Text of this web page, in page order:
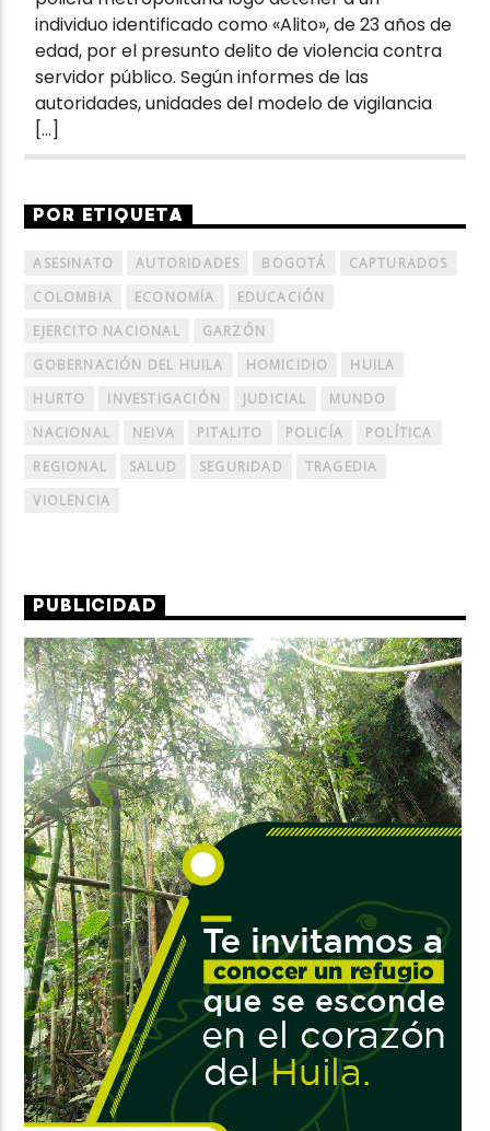
individuo identificado como «Alito», de 23 años de
edad, por el presunto delito de violencia contra
servidor público. Según informes de las
autoridades, unidades del modelo de vigilancia
[…]
POR ETIQUETA
ASESINATO AUTORIDADES BOGOTÁ
CAPTURADOS
COLOMBIA
ECONOMÍA
EDUCACIÓN
EJERCITO NACIONAL
GARZÓN
GOBERNACIÓN DEL HUILA
HOMICIDIO
HUILA
HURTO
INVESTIGACIÓN JUDICIAL
MUNDO
NACIONAL
NEIVA PITALITO POLICÍA
POLÍTICA
REGIONAL
SALUD SEGURIDAD
TRAGEDIA
VIOLENCIA
PUBLICIDAD